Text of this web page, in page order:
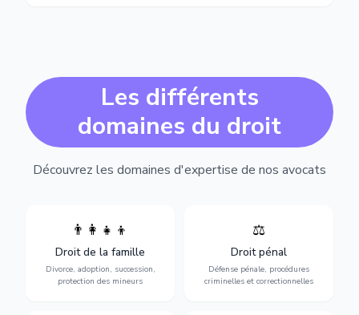
Les différents
domaines du droit
Découvrez les domaines d'expertise de nos avocats
👨‍👩‍👧‍👦
Droit de la famille
Divorce, adoption, succession,
protection des mineurs
Divorce, garde d'enfants,
adoption, succession et
protection des personnes
vulnérables.
⚖️
Droit pénal
Défense pénale, procédures
criminelles et correctionnelles
Expertise en matière pénale,
vue jusqu'au procès, pour
toute affaire correctionnelle
ou criminelle.